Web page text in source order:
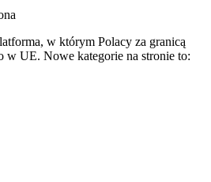
w którym Polacy za granicą
w UE. Nowe kategorie na stronie to: